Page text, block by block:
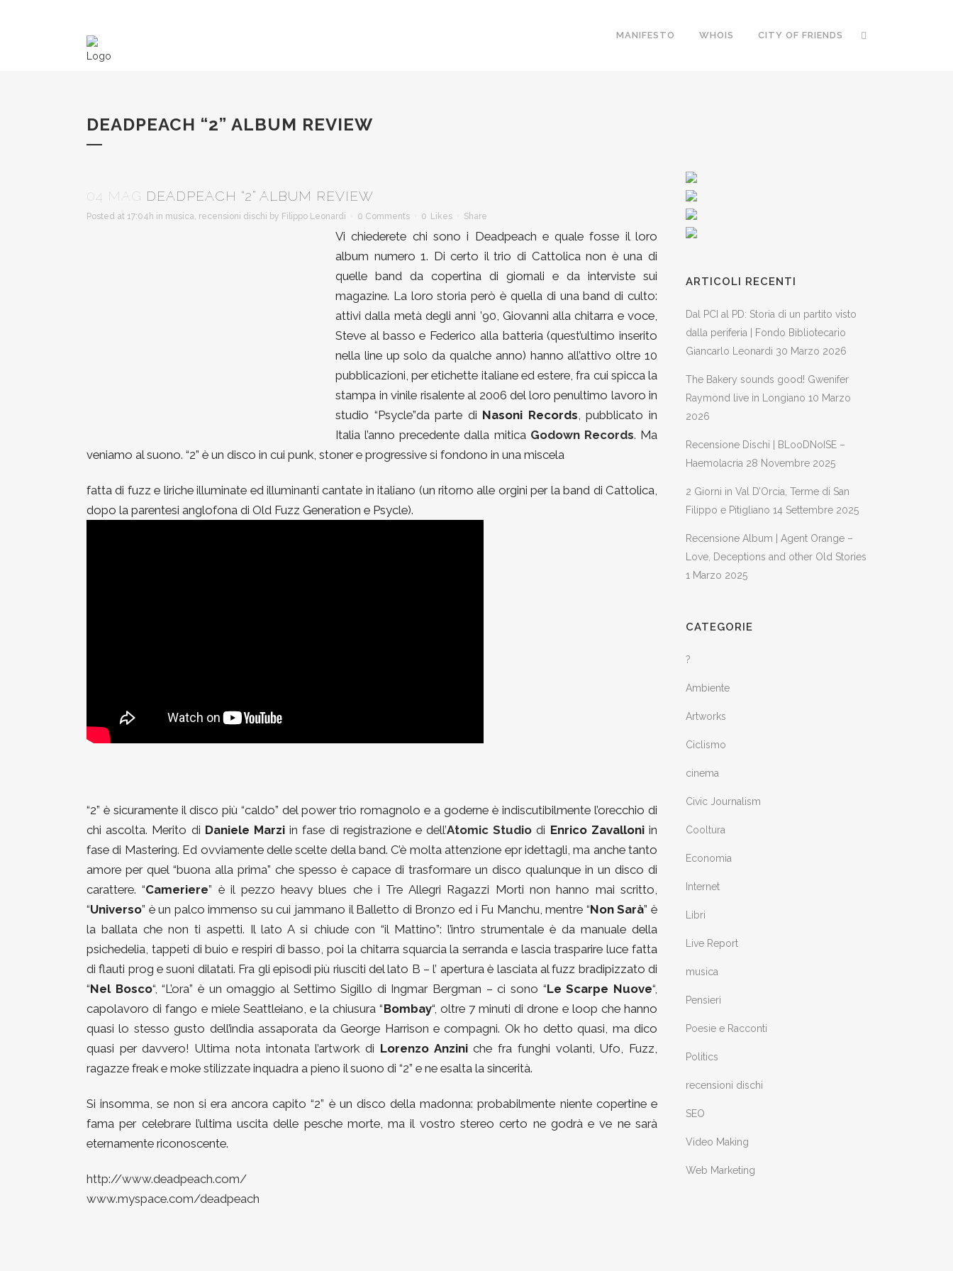
MANIFESTO WHOIS CITY OF FRIENDS
DEADPEACH “2” ALBUM REVIEW
04 MAG DEADPEACH “2” ALBUM REVIEW
Posted at 17:04h in musica, recensioni dischi by Filippo Leonardi 0 Comments 0 Likes Share
Vi chiederete chi sono i Deadpeach e quale fosse il loro
album numero 1. Di certo il trio di Cattolica non è una di
quelle band da copertina di giornali e da interviste sui
magazine. La loro storia però è quella di una band di culto:
attivi dalla metà degli anni ’90, Giovanni alla chitarra e voce,
Steve al basso e Federico alla batteria (quest’ultimo inserito
nella line up solo da qualche anno) hanno all’attivo oltre 10
pubblicazioni, per etichette italiane ed estere, fra cui spicca la
stampa in vinile risalente al 2006 del loro penultimo lavoro in
studio “Psycle”da parte di Nasoni Records, pubblicato in
Italia l’anno precedente dalla mitica Godown Records. Ma
veniamo al suono. “2” è un disco in cui punk, stoner e progressive si fondono in una miscela
fatta di fuzz e liriche illuminate ed illuminanti cantate in italiano (un ritorno alle orgini per la band di Cattolica,
dopo la parentesi anglofona di Old Fuzz Generation e Psycle).
“2” è sicuramente il disco più “caldo” del power trio romagnolo e a goderne è indiscutibilmente l’orecchio di
chi ascolta. Merito di Daniele Marziin fase di registrazione e dell’Atomic Studiodi Enrico Zavalloni in
fase di Mastering. Ed ovviamente delle scelte della band. C’è molta attenzione epr idettagli, ma anche tanto
amore per quel “buona alla prima” che spesso è capace di trasformare un disco qualunque in un disco di
carattere. “Cameriere” è il pezzo heavy blues che i Tre Allegri Ragazzi Morti non hanno mai scritto,
“Universo” è un palco immenso su cui jammano il Balletto di Bronzo ed i Fu Manchu, mentre “Non Sarà” è
la ballata che non ti aspetti. Il lato A si chiude con “il Mattino”: l’intro strumentale è da manuale della
psichedelia, tappeti di buio e respiri di basso, poi la chitarra squarcia la serranda e lascia trasparire luce fatta
di flauti prog e suoni dilatati. Fra gli episodi più riusciti del lato B – l’ apertura è lasciata al fuzz bradipizzato di
“Nel Bosco“, “L’ora” è un omaggio al Settimo Sigillo di Ingmar Bergman – ci sono “Le Scarpe Nuove“,
capolavoro di fango e miele Seattleiano, e la chiusura “Bombay“, oltre 7 minuti di drone e loop che hanno
quasi lo stesso gusto dell’india assaporata da George Harrison e compagni. Ok ho detto quasi, ma dico
quasi per davvero! Ultima nota intonata l’artwork di Lorenzo Anziniche fra funghi volanti, Ufo, Fuzz,
ragazze freak e moke stilizzate inquadra a pieno il suono di “2” e ne esalta la sincerità.
Si insomma, se non si era ancora capito “2” è un disco della madonna: probabilmente niente copertine e
fama per celebrare l’ultima uscita delle pesche morte, ma il vostro stereo certo ne godrà e ve ne sarà
eternamente riconoscente.
http://www.deadpeach.com/
www.myspace.com/deadpeach
ARTICOLI RECENTI
Dal PCI al PD: Storia di un partito visto
dalla periferia | Fondo Bibliotecario
Giancarlo Leonardi 30 Marzo 2026
The Bakery sounds good! Gwenifer
Raymond live in Longiano 10 Marzo
2026
Recensione Dischi | BLooDNoISE –
Haemolacria 28 Novembre 2025
2 Giorni in Val D’Orcia, Terme di San
Filippo e Pitigliano 14 Settembre 2025
Recensione Album | Agent Orange –
Love, Deceptions and other Old Stories
1 Marzo 2025
CATEGORIE
?
Ambiente
Artworks
Ciclismo
cinema
Civic Journalism
Cooltura
Economia
Internet
Libri
Live Report
musica
Pensieri
Poesie e Racconti
Politics
recensioni dischi
SEO
Video Making
Web Marketing